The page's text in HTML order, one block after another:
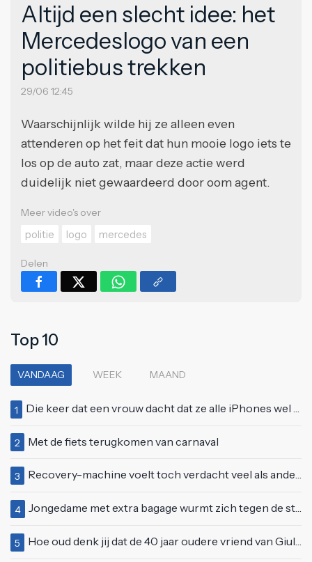
Altijd een slecht idee: het
Mercedeslogo van een
politiebus trekken
29/06 12:45
Waarschijnlijk wilde hij ze alleen even
attenderen op het feit dat hun mooie logo iets te
los op de auto zat, maar deze actie werd
duidelijk niet gewaardeerd door oom agent.
Meer video's over
politie
logo mercedes
Delen
Top 10
VANDAAG WEEK MAAND
1 Die keer dat een vrouw dacht dat ze alle iPhones wel op kon kopen
2 Met de fiets terugkomen van carnaval
3 Recovery-machine voelt toch verdacht veel als ander soort work-out
4 Jongedame met extra bagage wurmt zich tegen de stroom van de roltrap
5 Hoe oud denk jij dat de 40 jaar oudere vriend van Giulia is geworden?